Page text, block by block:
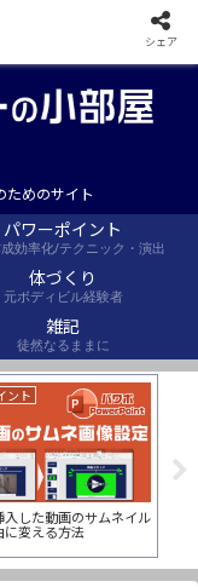
ためのサイト
パワーポイント
効率化/テクニック・演出
体づくり
元ボディビル経験者
雑記
徒然なるままに
ント
入した動画のサムネイル
に変える方法
シェア